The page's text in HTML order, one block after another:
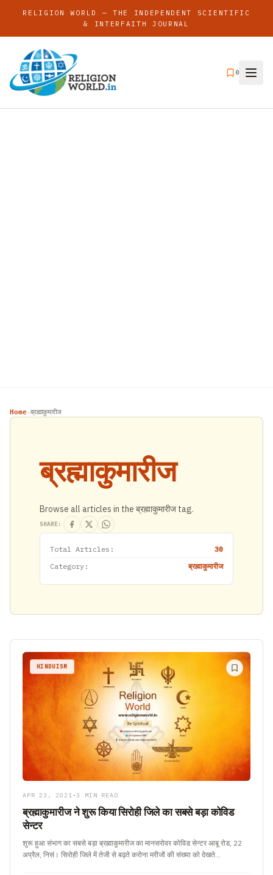
RELIGION WORLD — THE INDEPENDENT SCIENTIFIC
& INTERFAITH JOURNAL
0
Home›ब्रह्माकुमारीज
ब्रह्माकुमारीज
Browse all articles in the ब्रह्माकुमारीज tag.
SHARE:
Total Articles:
30
Category:
ब्रह्माकुमारीज
HINDUISM
APR 23, 2021 • 3 MIN READ
ब्रह्माकुमारीज ने शुरू किया सिरोही जिले का सबसे बड़ा कोविड
सेन्टर
शुरू हुआ संभाग का सबसे बड़ा ब्रह्माकुमारीज का मानसरोवर कोविड सेन्टर आबू रोड, 22
अप्रैल, निसं। सिरोही जिले में तेजी से बढ़ते करोना मरीजों की संख्या को देखते…